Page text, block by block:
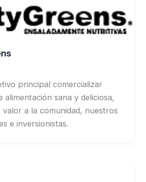
principal comercializar
alimentación sana y deliciosa,
a la comunidad, nuestros
e inversionistas.